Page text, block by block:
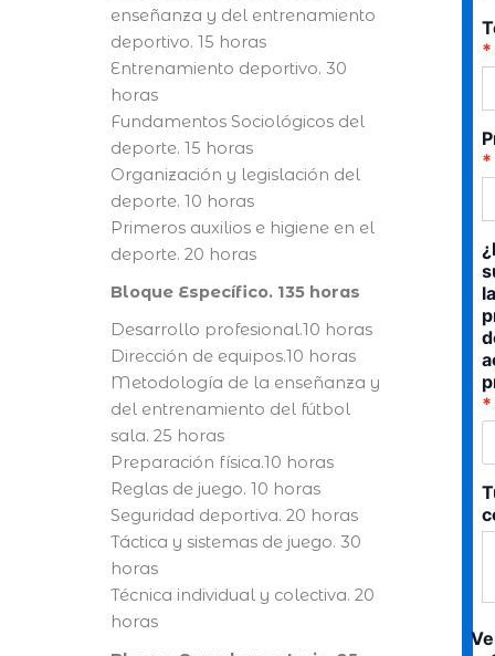
enseñanza y del entrenamiento
deportivo. 15 horas
Entrenamiento deportivo. 30
horas
Fundamentos Sociológicos del
deporte. 15 horas
Organización y legislación del
deporte. 10 horas
Primeros auxilios e higiene en el
deporte. 20 horas
Bloque Específico. 135 horas
Desarrollo profesional.10 horas
Dirección de equipos.10 horas
Metodología de la enseñanza y
del entrenamiento del fútbol
sala. 25 horas
Preparación física.10 horas
Reglas de juego. 10 horas
Seguridad deportiva. 20 horas
Táctica y sistemas de juego. 30
horas
Técnica individual y colectiva. 20
horas
la